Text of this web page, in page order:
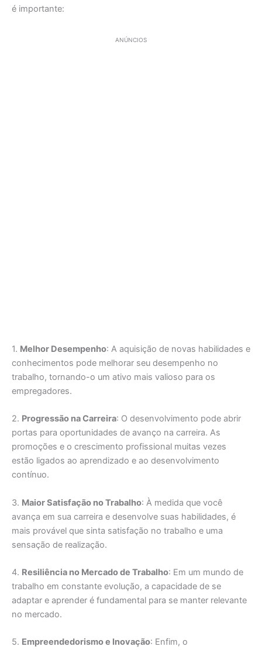
é importante:
ANÚNCIOS
1. Melhor Desempenho: A aquisição de novas habilidades e
conhecimentos pode melhorar seu desempenho no
trabalho, tornando-o um ativo mais valioso para os
empregadores.
2. Progressão na Carreira: O desenvolvimento pode abrir
portas para oportunidades de avanço na carreira. As
promoções e o crescimento profissional muitas vezes
estão ligados ao aprendizado e ao desenvolvimento
contínuo.
3. Maior Satisfação no Trabalho: À medida que você
avança em sua carreira e desenvolve suas habilidades, é
mais provável que sinta satisfação no trabalho e uma
sensação de realização.
4. Resiliência no Mercado de Trabalho: Em um mundo de
trabalho em constante evolução, a capacidade de se
adaptar e aprender é fundamental para se manter relevante
no mercado.
5. Empreendedorismo e Inovação: Enfim, o